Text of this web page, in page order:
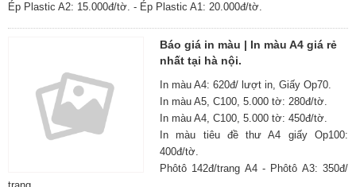
Ép Plastic A2: 15.000đ/tờ. - Ép Plastic A1: 20.000đ/tờ.
Báo giá in màu | In màu A4 giá rẻ
nhất tại hà nội.
In màu A4: 620đ/ lượt in, Giấy Op70.
In màu A5, C100, 5.000 tờ: 280đ/tờ.
In màu A4, C100, 5.000 tờ: 450đ/tờ.
In màu tiêu đề thư A4 giấy Op100:
400đ/tờ.
Phôtô 142đ/trang A4 - Phôtô A3: 350đ/